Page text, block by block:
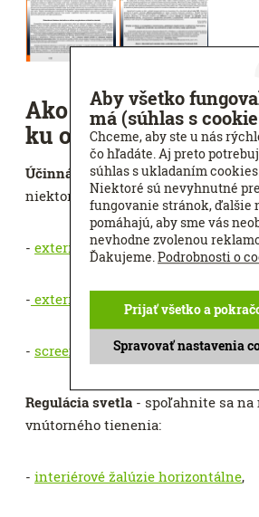
Ako si vybrať
ku oknu?
Účinná ochrana pred letnou
niektorý z druhov vonkajšieho
- exteriérové žalúzie,
- exteriérové rolety
- screenové clony.
Regulácia svetla - spoľahnite sa
vnútorného tienenia:
- interiérové žalúzie horizontálne,
Aby všetko
má (súhlas s
Chceme, aby ste u nás
čo hľadáte. Aj preto
súhlas s ukladaním
Niektoré sú nevyhnutné pre
fungovanie stránok, ďalšie
pomáhajú, aby sme vás
nevhodne zvolenou
Ďakujeme.Podrobnosti o
Spravovať nastavenia
Prijať všetko a